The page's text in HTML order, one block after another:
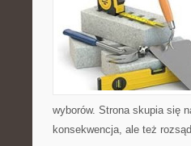
wyborów. Strona skupia się
konsekwencja, ale też